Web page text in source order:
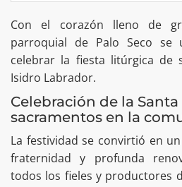
Con el corazón lleno de
parroquial de Palo Seco se
celebrar la fiesta litúrgica de
Isidro Labrador.
Celebración de la
sacramentos en la
La festividad se convirtió en
fraternidad y profunda
todos los fieles y productores